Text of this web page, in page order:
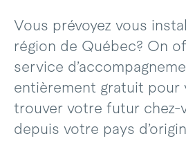
Vous prévoyez vous
région de Québec? On
service
entièrement gratuit pour
trouver votre futur chez-
depuis votre pays